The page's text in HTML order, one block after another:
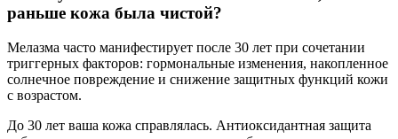
раньше кожа была чистой?
Мелазма часто манифестирует после 30 лет при сочетании
триггерных факторов: гормональные изменения, накопленное
солнечное повреждение и снижение защитных функций кожи
с возрастом.
До 30 лет ваша кожа справлялась. Антиоксидантная защита